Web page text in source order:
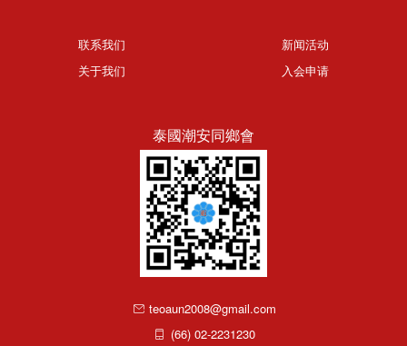
联系我们
关于我们
新闻活动
入会申请
泰國潮安同鄉會
teoaun2008@gmail.com
(66) 02-2231230